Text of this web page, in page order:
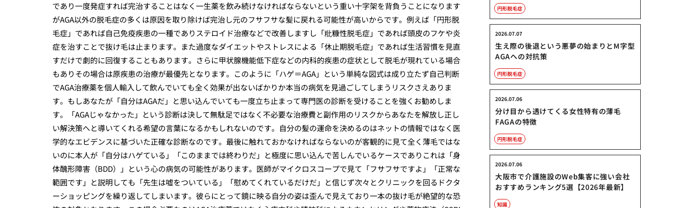
であり一度発症すれば完治することはなく一生薬を飲み続けなければならないという重い十字架を背負うことになります
がAGA以外の脱毛症の多くは原因を取り除けば完治し元のフサフサな髪に戻れる可能性が高いからです。例えば「円形脱
毛症」であれば自己免疫疾患の一種でありステロイド治療などで改善しますし「粃糠性脱毛症」であれば頭皮のフケや炎
症を治すことで抜け毛は止まります。また過度なダイエットやストレスによる「休止期脱毛症」であれば生活習慣を見直
すだけで劇的に回復することもあります。さらに甲状腺機能低下症などの内科的疾患の症状として脱毛が現れている場合
もありその場合は原疾患の治療が最優先となります。このように「ハゲ＝AGA」という単純な図式は成り立たず自己判断
でAGA治療薬を個人輸入して飲んでいても全く効果が出ないばかりか本当の病気を見過ごしてしまうリスクさえありま
す。もしあなたが「自分はAGAだ」と思い込んでいても一度立ち止まって専門医の診断を受けることを強くお勧めしま
す。「AGAじゃなかった」という診断は決して無駄足ではなく不必要な治療費と副作用のリスクからあなたを解放し正し
い解決策へと導いてくれる希望の言葉になるかもしれないのです。自分の髪の運命を決めるのはネットの情報ではなく医
学的なエビデンスに基づいた正確な診断なのです。最後に触れておかなければならないのが客観的に見て全く薄毛ではな
いのに本人が「自分はハゲている」「このままでは終わりだ」と極度に思い込んで苦しんでいるケースでありこれは「身
体醜形障害（BDD）」という心の病気の可能性があります。医師がマイクロスコープで見て「フサフサですよ」「正常な
範囲です」と説明しても「先生は嘘をついている」「慰めてくれているだけだ」と信じず次々とクリニックを回るドクタ
ーショッピングを繰り返してしまいます。彼らにとって鏡に映る自分の姿は歪んで見えており一本の抜け毛が絶望的な恐
円形脱毛症
生え際の後退という悪夢の始まりとM字型
AGAへの対抗策
2026.07.07
円形脱毛症
分け目から透けてくる女性特有の薄毛
FAGAの特徴
2026.07.06
円形脱毛症
大阪市で介護施設のWeb集客に強い会社
おすすめランキング5選【2026年最新】
2026.07.06
知識